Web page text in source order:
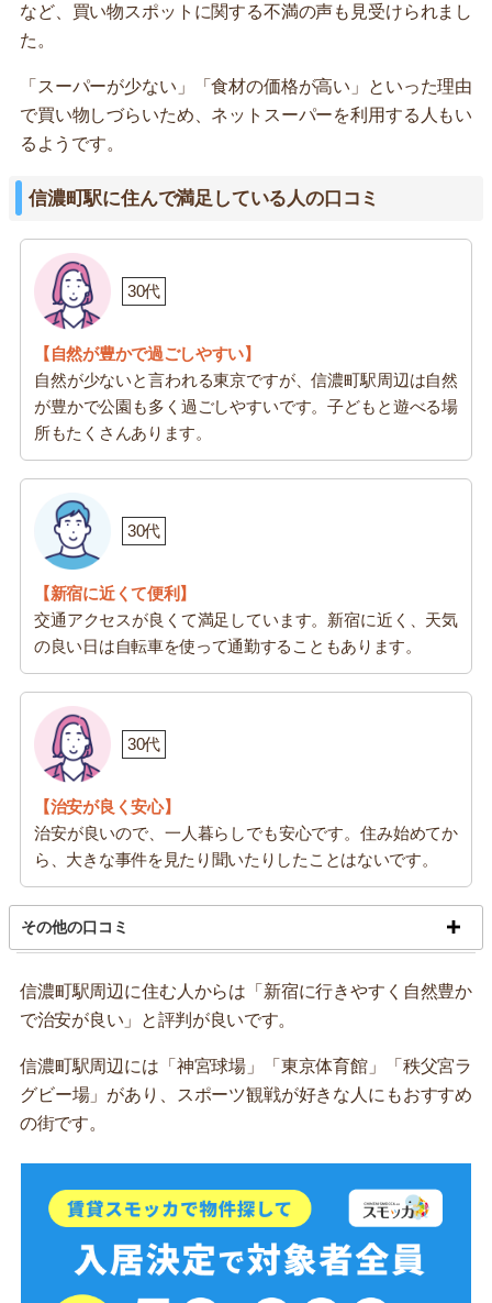
など、買い物スポットに関する不満の声も見受けられまし
た。
「スーパーが少ない」「食材の価格が高い」といった理由
で買い物しづらいため、ネットスーパーを利用する人もい
るようです。
信濃町駅に住んで満足している人の口コミ
30代
【自然が豊かで過ごしやすい】
自然が少ないと言われる東京ですが、信濃町駅周辺は自然
が豊かで公園も多く過ごしやすいです。子どもと遊べる場
所もたくさんあります。
30代
【新宿に近くて便利】
交通アクセスが良くて満足しています。新宿に近く、天気
の良い日は自転車を使って通勤することもあります。
30代
【治安が良く安心】
治安が良いので、一人暮らしでも安心です。住み始めてか
ら、大きな事件を見たり聞いたりしたことはないです。
その他の口コミ
信濃町駅周辺に住む人からは「新宿に行きやすく自然豊か
で治安が良い」と評判が良いです。
信濃町駅周辺には「神宮球場」「東京体育館」「秩父宮ラ
グビー場」があり、スポーツ観戦が好きな人にもおすすめ
の街です。